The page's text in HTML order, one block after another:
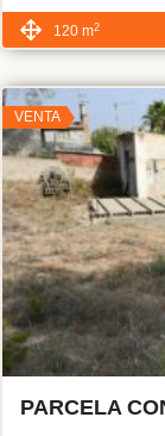
120 m2
VENTA
PARCELA